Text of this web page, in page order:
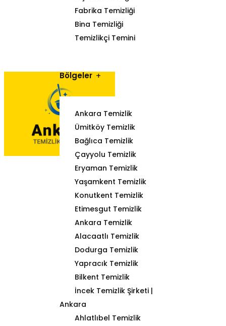
Fabrika Temizliği
Bina Temizliği
Temizlikçi Temini
Bölgeler
Ankara Temizlik
Ümitköy Temizlik
Bağlıca Temizlik
Çayyolu Temizlik
Eryaman Temizlik
Yaşamkent Temizlik
Konutkent Temizlik
Etimesgut Temizlik
Ankara Temizlik
Alacaatlı Temizlik
Dodurga Temizlik
Yapracık Temizlik
Bilkent Temizlik
İncek Temizlik Şirketi |
Ankara
Ahlatlıbel Temizlik